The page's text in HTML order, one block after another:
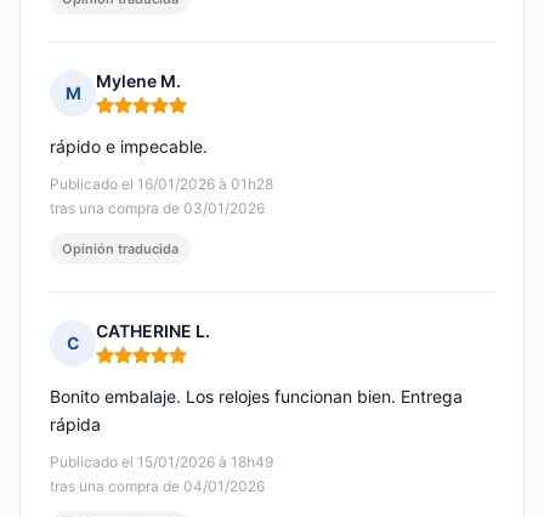
M
Mylene M.
Nota: 5 de 5
Publicado el 16/01/2026 à 01h28
tras una compra de 03/01/2026
rápido e impecable.
Opinión traducida
C
CATHERINE L.
Nota: 5 de 5
Publicado el 15/01/2026 à 18h49
tras una compra de 04/01/2026
Bonito embalaje. Los relojes funcionan bien. Entrega
rápida